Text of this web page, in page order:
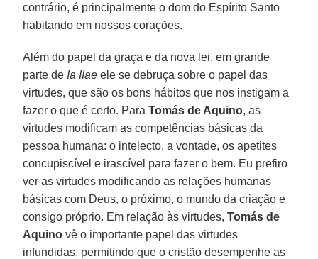
contrário, é principalmente o dom do Espírito Santo
habitando em nossos corações.
Além do papel da graça e da nova lei, em grande
parte de Ia IIae ele se debruça sobre o papel das
virtudes, que são os bons hábitos que nos instigam a
fazer o que é certo. ParaTomás de Aquino, as
virtudes modificam as competências básicas da
pessoa humana: o intelecto, a vontade, os apetites
concupiscível e irascível para fazer o bem. Eu prefiro
ver as virtudes modificando as relações humanas
básicas com Deus, o próximo, o mundo da criação e
consigo próprio. Em relação às virtudes,Tomás de
Aquino vê o importante papel das virtudes
infundidas, permitindo que o cristão desempenhe as